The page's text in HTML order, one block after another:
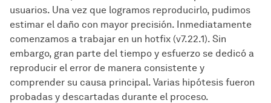
usuarios. Una vez que logramos reproducirlo, pudimos
estimar el daño con mayor precisión. Inmediatamente
comenzamos a trabajar en un hotfix (v7.22.1). Sin
embargo, gran parte del tiempo y esfuerzo se dedicó a
reproducir el error de manera consistente y
comprender su causa principal. Varias hipótesis fueron
probadas y descartadas durante el proceso.